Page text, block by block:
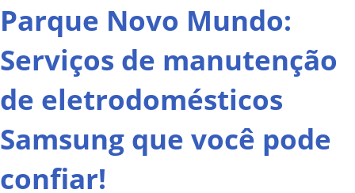
Parque Novo Mundo:
Serviços de manutenção
de eletrodomésticos
Samsung que você pode
confiar!